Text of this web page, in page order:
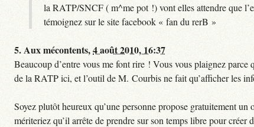
la RATP/SNCF ( m^me pot !) vont elles attendre que
témoignez sur le site facebook « fan du rerB »
5.Aux mécontents,4 août 2010, 16:37
Beaucoup d’entre vous me font rire ! Vous vous plaignez
de la RATP ici, et l’outil de M. Courbis ne fait qu’afficher les
Soyez plutôt heureux qu’une personne propose gratuitement
mériteriez qu’il arrête de prendre sur son temps libre pour créer